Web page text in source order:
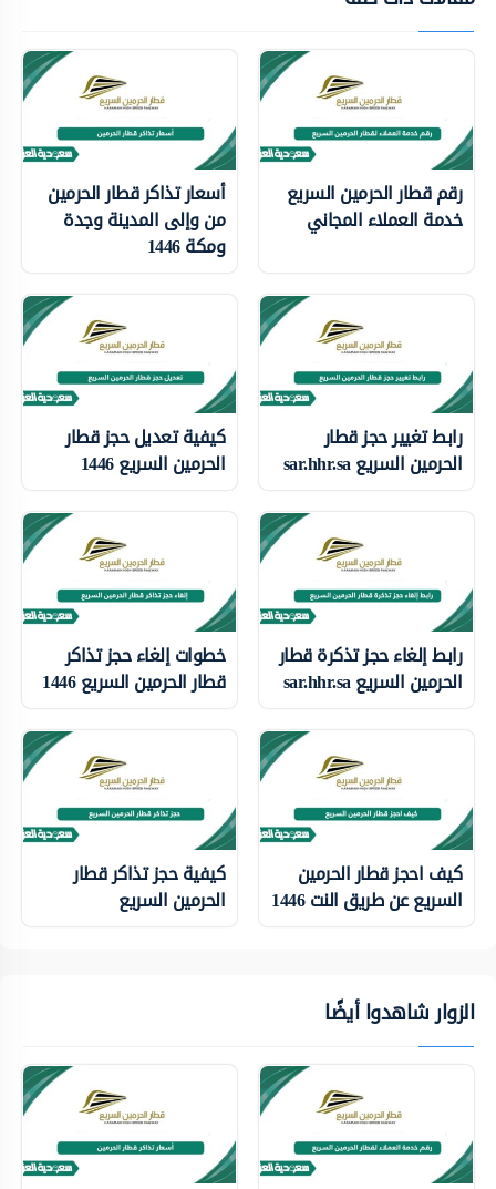
رقم قطار الحرمين السريع
خدمة العملاء المجاني
أسعار تذاكر قطار الحرمين
من وإلى المدينة وجدة
ومكة 1446
رابط تغيير حجز قطار
الحرمين السريع sar.hhr.sa
كيفية تعديل حجز قطار
الحرمين السريع 1446
رابط إلغاء حجز تذكرة قطار
الحرمين السريع sar.hhr.sa
خطوات إلغاء حجز تذاكر
قطار الحرمين السريع 1446
كيف احجز قطار الحرمين
السريع عن طريق النت 1446
كيفية حجز تذاكر قطار
الحرمين السريع
الزوار شاهدوا أيضًا